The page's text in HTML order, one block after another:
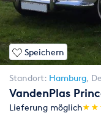
Speichern
Standort: Hamburg,
VandenPlas
Lieferung möglich(*)
★
★
(*)★
★
(*)
(*)
( )